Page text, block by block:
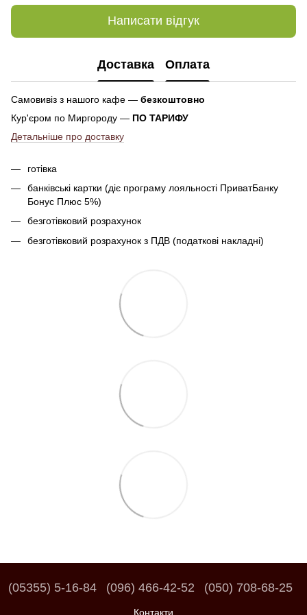
Написати відгук
Доставка Оплата
Самовивіз з нашого кафе — безкоштовно
Кур'єром по Миргороду — ПО ТАРИФУ
Детальніше про доставку
готівка
банківські картки (діє програму лояльності ПриватБанку
Бонус Плюс 5%)
безготівковий розрахунок
безготівковий розрахунок з ПДВ (податкові накладні)
(05355) 5-16-84 (096) 466-42-52 (050) 708-68-25
Контакти